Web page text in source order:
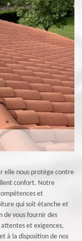
elle nous protège contre
confort. Notre
et
qui soit étanche et
de vous fournir des
et exigences,
à la disposition de nos